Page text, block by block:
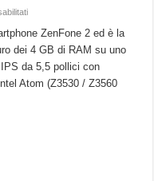
su
Zenfone
2
ha
Gb
di
RAM.
ZenFone 2 ed è la
dei 4 GB di RAM su uno
da 5,5 pollici con
Atom (Z3530 / Z3560